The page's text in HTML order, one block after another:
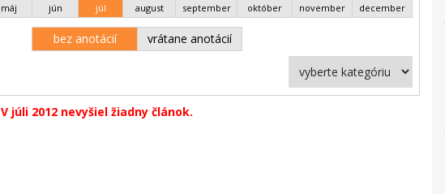
máj jún júl august september október november december
bez anotácií vrátane anotácií
V júli 2012 nevyšiel žiadny článok.